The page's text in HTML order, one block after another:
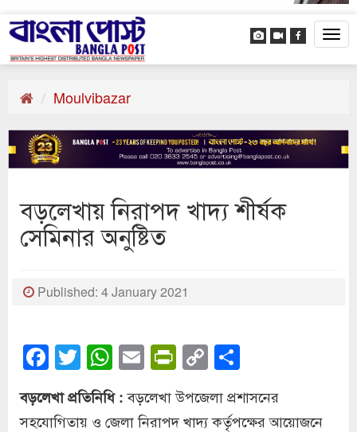
Moulvibazar
বড়লেখায় নিরাপদ খাদ্য শীর্ষক
সেমিনার অনুষ্টিত
Published: 4 January 2021
Facebook
Twitter
WhatsApp
EmailPrintFriendly
Copy
Link
বড়লেখা প্রতিনিধি :বড়লেখা উপজেলা প্রশাসনের
সহযোগিতায় ও জেলা নিরাপদ খাদ্য কর্তৃপক্ষের আয়োজনে